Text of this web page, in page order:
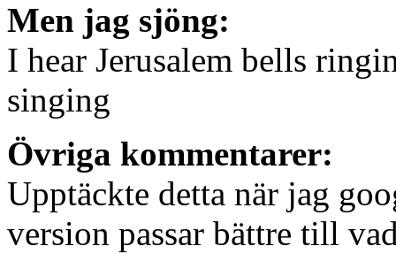
Men jag sjöng:
I hear Jerusalem bells
singing
Övriga kommentarer:
Upptäckte detta när jag
version passar bättre till